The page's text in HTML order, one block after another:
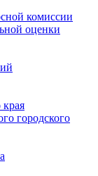
комиссии
оценки
городского